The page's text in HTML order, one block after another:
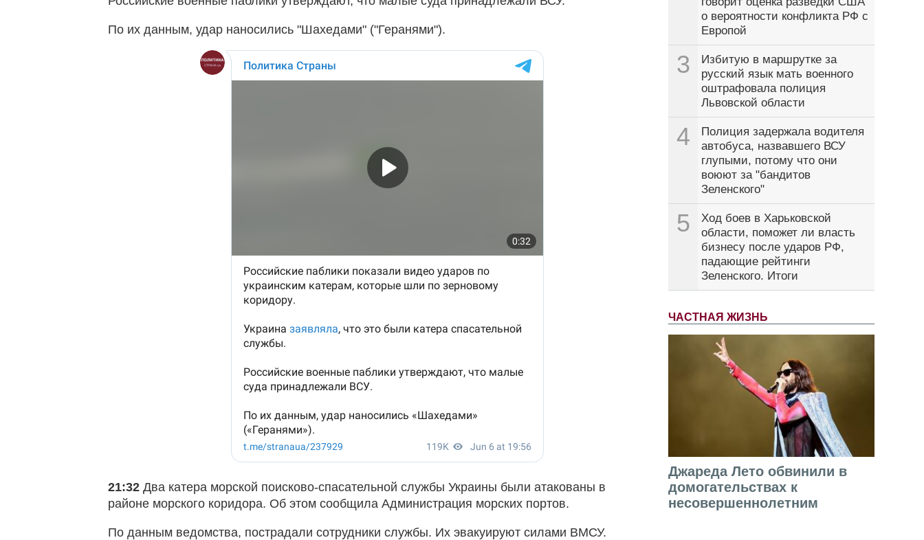
о вероятности конфликта РФ с
Европой
3
Избитую в маршрутке за
русский язык мать военного
оштрафовала полиция
Львовской области
4
Полиция задержала водителя
автобуса, назвавшего ВСУ
глупыми, потому что они
воюют за "бандитов
Зеленского"
5
Ход боев в Харьковской
области, поможет ли власть
бизнесу после ударов РФ,
падающие рейтинги
Зеленского. Итоги
ЧАСТНАЯ ЖИЗНЬ
Джареда Лето обвинили в
домогательствах к
несовершеннолетним
По их данным, удар наносились "Шахедами" ("Геранями").
21:32Два катера морской поисково-спасательной службы Украины были атакованы в
районе морского коридора. Об этом сообщила Администрация морских портов.
По данным ведомства, пострадали сотрудники службы. Их эвакуируют силами ВМСУ.